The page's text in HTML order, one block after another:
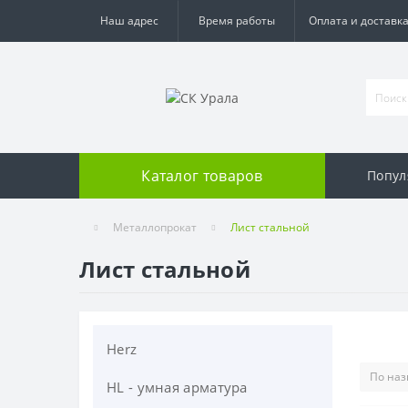
Наш адрес Время работы Оплата и доставка
Каталог товаров
Металлопрокат Лист стальной
Лист стальной
Herz
Запорная арматура Herz
HL - умная арматура